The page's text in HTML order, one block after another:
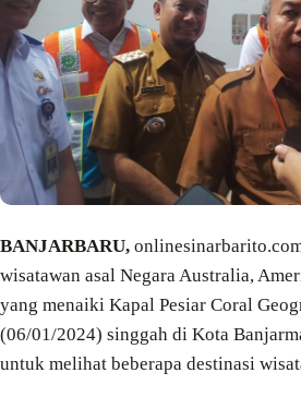
BANJARBARU,
wisatawan asal Negara Australia,
yang menaiki Kapal Pesiar Coral
(06/01/2024) singgah di Kota
untuk melihat beberapa destinasi